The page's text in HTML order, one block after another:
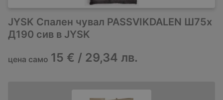
JYSK Спален чувал PASSVIKDALEN Ш75x
Д190 сив в JYSK
цена само 15 € / 29,34 лв.